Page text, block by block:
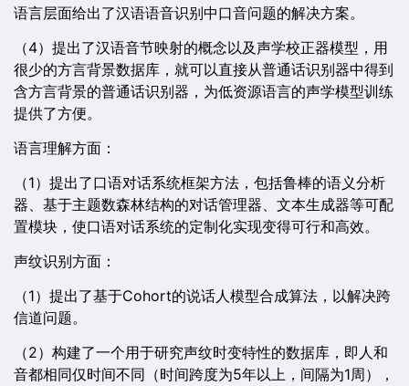
语言层面给出了汉语语音识别中口音问题的解决方案。
（4）提出了汉语音节映射的概念以及声学校正器模型，用
很少的方言背景数据库，就可以直接从普通话识别器中得到
含方言背景的普通话识别器，为低资源语言的声学模型训练
提供了方便。
语言理解方面：
（1）提出了口语对话系统框架方法，包括鲁棒的语义分析
器、基于主题数森林结构的对话管理器、文本生成器等可配
置模块，使口语对话系统的定制化实现变得可行和高效。
声纹识别方面：
（1）提出了基于Cohort的说话人模型合成算法，以解决跨
信道问题。
（2）构建了一个用于研究声纹时变特性的数据库，即人和
音都相同仅时间不同（时间跨度为5年以上，间隔为1周），